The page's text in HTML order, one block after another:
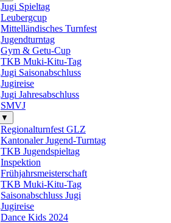
Jugi Spieltag
Leubergcup
Mittelländisches Turnfest
Jugendturntag
Gym & Getu-Cup
TKB Muki-Kitu-Tag
Jugi Saisonabschluss
Jugireise
Jugi Jahresabschluss
SMVJ
▼
Regionalturnfest GLZ
Kantonaler Jugend-Turntag
TKB Jugendspieltag
Inspektion
Frühjahrsmeisterschaft
TKB Muki-Kitu-Tag
Saisonabschluss Jugi
Jugireise
Dance Kids 2024